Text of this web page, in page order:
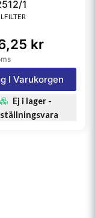
1
kr
I Varukorgen
Ej i lager -